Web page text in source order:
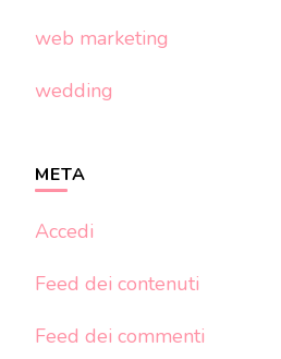
web marketing
wedding
META
Accedi
Feed dei contenuti
Feed dei commenti